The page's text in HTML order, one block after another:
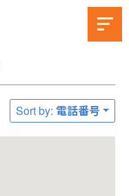
Sort by: 電話番号